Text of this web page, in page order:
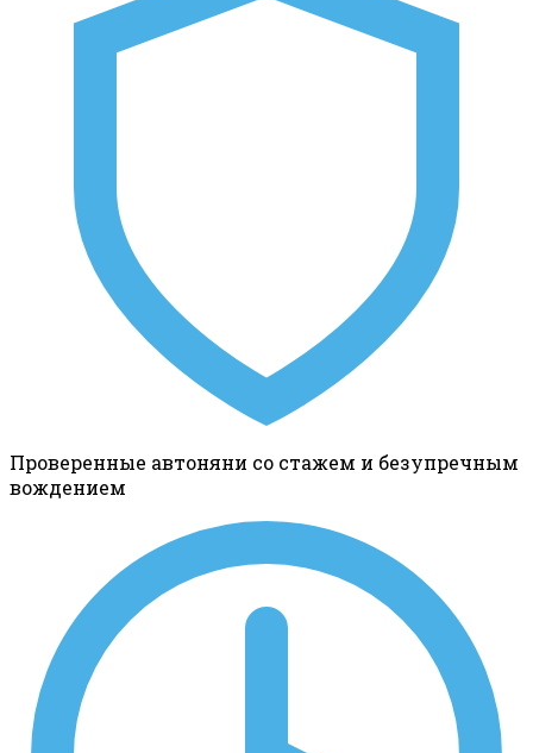
Проверенные автоняни со стажем и безупречным
вождением